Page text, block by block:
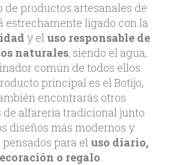
de productos artesanales de
estrechamente ligado con la
y el uso responsable de
naturales, siendo el agua,
común de todos ellos.
principal es el Botijo,
encontrarás otros
alfarería tradicional junto
diseños más modernos y
para el uso diario,
o regalo.